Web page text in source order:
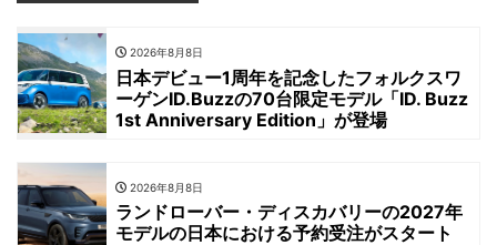
2026年8月8日
日本デビュー1周年を記念したフォルクスワ
ーゲンID.Buzzの70台限定モデル「ID. Buzz
1st Anniversary Edition」が登場
2026年8月8日
ランドローバー・ディスカバリーの2027年
モデルの日本における予約受注がスタート